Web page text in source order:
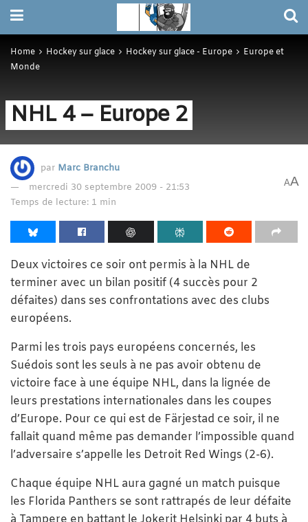
Home Hockey sur glace Hockey sur glace - Europe
Europe et
Monde
NHL 4 – Europe 2
par Marc Branchu
mercredi 30 septembre 2009 - 21:53
Temps de lecture: 1 min
AA
Deux victoires ce soir ont permis à la NHL de
terminer avec un bilan positif (4 succès pour 2
défaites) dans ses confrontations avec des clubs
européens.
Parmi les trois pays européens concernés, les
Suédois sont les seuls à ne pas avoir obtenu de
victoire face à une équipe NHL, dans la lignée de
leurs prestations internationales dans les coupes
d’Europe. Pour ce qui est de Färjestad ce soir, il ne
fallait quand même pas demander l’impossible quand
l’adversaire s’appelle les Detroit Red Wings (2-6).
Chaque équipe NHL aura gagné un match puisque
les Florida Panthers se sont rattrapés de leur défaite